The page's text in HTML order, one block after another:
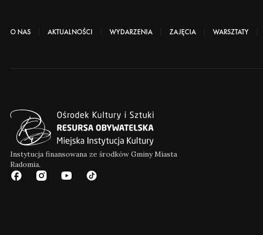
O NAS AKTUALNOŚCI WYDARZENIA ZAJĘCIA WARSZTATY
Instytucja finansowana ze środków Gminy Miasta
Radomia.